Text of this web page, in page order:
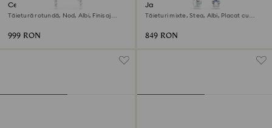
Cercei cu drop Hyperbola
Tăietură rotundă, Nod, Albi, Finisaj
999 RON
Jachete cercei Chroma
Tăieturi mixte, Stea, Albi, Placat cu
849 RON